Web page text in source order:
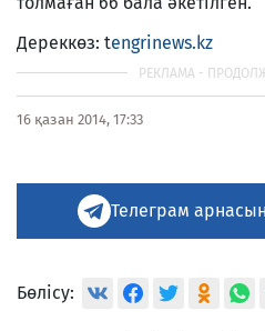
Дереккөз: tengrinews.kz
16 қазан 2014, 17:33
Телеграм
Бөлісу: